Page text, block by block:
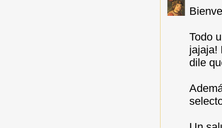
Todo
jajaja!
dile